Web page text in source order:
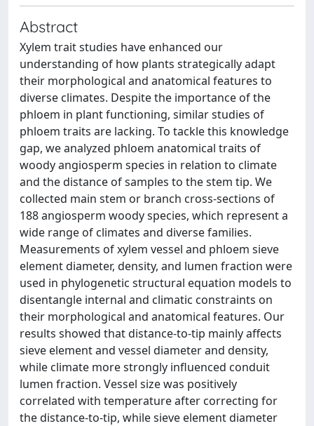
Abstract
Xylem trait studies have enhanced our
understanding of how plants strategically adapt
their morphological and anatomical features to
diverse climates. Despite the importance of the
phloem in plant functioning, similar studies of
phloem traits are lacking. To tackle this knowledge
gap, we analyzed phloem anatomical traits of
woody angiosperm species in relation to climate
and the distance of samples to the stem tip. We
collected main stem or branch cross-sections of
188 angiosperm woody species, which represent a
wide range of climates and diverse families.
Measurements of xylem vessel and phloem sieve
element diameter, density, and lumen fraction were
used in phylogenetic structural equation models to
disentangle internal and climatic constraints on
their morphological and anatomical features. Our
results showed that distance-to-tip mainly affects
sieve element and vessel diameter and density,
while climate more strongly influenced conduit
lumen fraction. Vessel size was positively
correlated with temperature after correcting for
the distance-to-tip, while sieve element diameter